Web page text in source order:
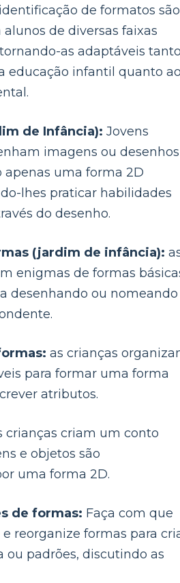
de formatos são
de diversas faixas
as adaptáveis
educação infantil quanto
de Infância): Jovens
imagens ou desenhos
apenas uma forma 2D
lhes praticar habilidades
do desenho.
(jardim de infância):
enigmas de formas
desenhando ou nomeando
as crianças
para formar uma forma
atributos.
crianças criam um conto
e objetos são
uma forma 2D.
de formas: Faça com que
reorganize formas para
ou padrões, discutindo as